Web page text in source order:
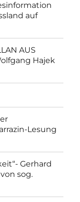
auf
AUS
Hajek
Lesung
Gerhard
sog.